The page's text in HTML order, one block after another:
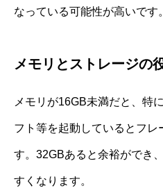
なっている可能性が高いです。
メモリとストレージの
メモリが16GB未満だと、特
フト等を起動しているとフレ
す。32GBあると余裕ができ
すくなります。